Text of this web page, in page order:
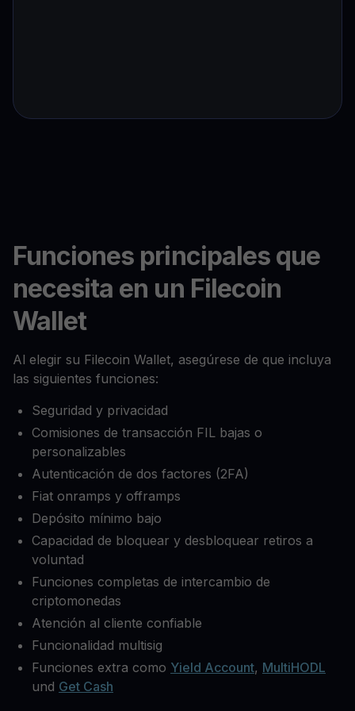
Funciones principales que
necesita en un Filecoin
Wallet
Al elegir su Filecoin Wallet, asegúrese de que incluya
las siguientes funciones:
Seguridad y privacidad
Comisiones de transacción FIL bajas o
personalizables
Autenticación de dos factores (2FA)
Fiat onramps y offramps
Depósito mínimo bajo
Capacidad de bloquear y desbloquear retiros a
voluntad
Funciones completas de intercambio de
criptomonedas
Atención al cliente confiable
Funcionalidad multisig
Funciones extra como Yield Account, MultiHODL
und Get Cash